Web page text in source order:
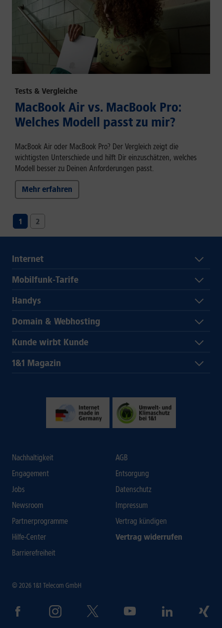
Tests & Vergleiche
MacBook Air vs. MacBook Pro:
Welches Modell passt zu mir?
MacBook Air oder MacBook Pro? Der Vergleich zeigt die
wichtigsten Unterschiede und hilft Dir einzuschätzen, welches
Modell besser zu Deinen Anforderungen passt.
Mehr erfahren
1 2
Internet
Mobilfunk-Tarife
Handys
Domain & Webhosting
Kunde wirbt Kunde
1&1 Magazin
Nachhaltigkeit
Engagement
Jobs
Newsroom
Partnerprogramme
Hilfe-Center
Barrierefreiheit
AGB
Entsorgung
Datenschutz
Impressum
Vertrag kündigen
Vertrag widerrufen
© 2026 1&1 Telecom GmbH